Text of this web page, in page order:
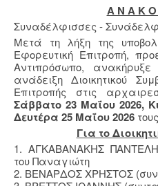
Α Ν Α Κ Ο
Συναδέλφισσες -
Μετά τη λήξη της
Εφορευτική Επιτροπή,
Αντιπρόσωπο,
ανάδειξη Διοικητικού
Επιτροπής στις
Σάββατο 23 Μαΐου 2026,
Δευτέρα 25 Μαΐου 2026
Για το
1. ΑΓΚΑΒΑΝΑΚΗΣ
του Παναγιώτη
2. ΒΕΝΑΡΔΟΣ ΧΡΗΣΤΟΣ